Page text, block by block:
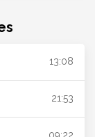
13:08
21:53